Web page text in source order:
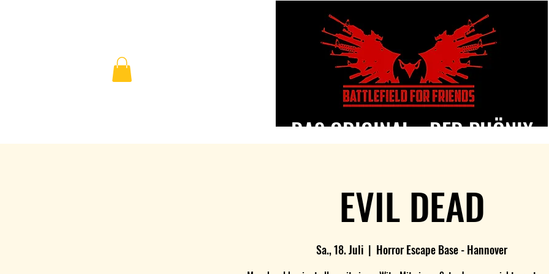
DAS ORIGINAL - DER PHÖNIX
EVIL DEAD
Sa., 18. Juli
  |
Horror Escape Base - Hannover